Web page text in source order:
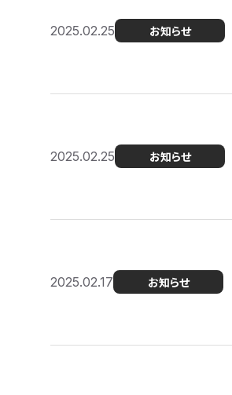
2025.02.25 お知らせ
2025.02.25 お知らせ
2025.02.17 お知らせ